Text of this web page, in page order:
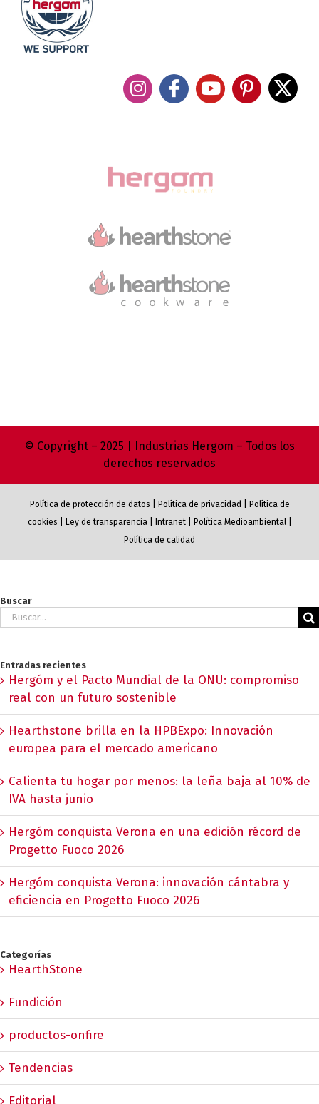
© Copyright – 2025 | Industrias Hergom – Todos los
derechos reservados
Política de protección de datos Política de privacidad
Política de
cookies
Ley de transparencia| Intranet| Política Medioambiental|
Política de calidad
Buscar
Buscar:
Entradas recientes
Hergóm y el Pacto Mundial de la ONU: compromiso
real con un futuro sostenible
Hearthstone brilla en la HPBExpo: Innovación
europea para el mercado americano
Calienta tu hogar por menos: la leña baja al 10% de
IVA hasta junio
Hergóm conquista Verona en una edición récord de
Progetto Fuoco 2026
Hergóm conquista Verona: innovación cántabra y
eficiencia en Progetto Fuoco 2026
Categorías
HearthStone
Fundición
productos-onfire
Tendencias
Editorial